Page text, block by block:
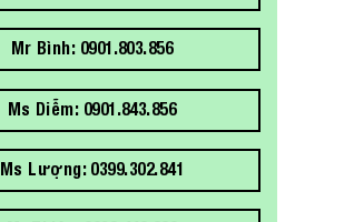
Mr Bình: 0901.803.856
Ms Diễm: 0901.843.856
Ms Lượng: 0399.302.841